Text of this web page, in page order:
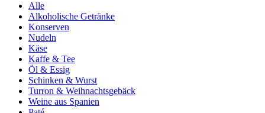
Alle
Alkoholische Getränke
Konserven
Nudeln
Käse
Kaffe & Tee
Öl & Essig
Schinken & Wurst
Turron & Weihnachtsgebäck
Weine aus Spanien